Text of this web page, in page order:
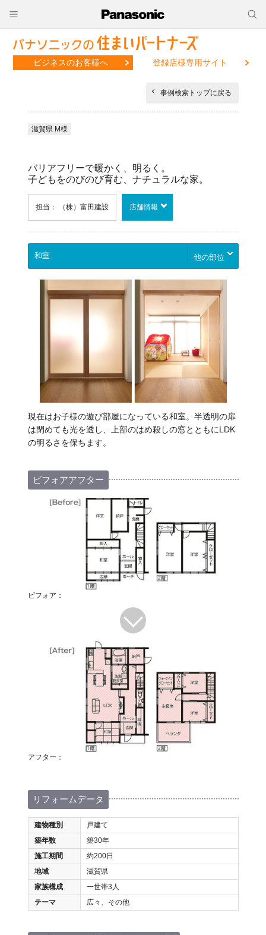
ビジネスのお客様へ 登録店様専用サイト
事例検索トップに戻る
滋賀県 M様
バリアフリーで暖かく、明るく。
子どもをのびのび育む、ナチュラルな家。
担当： （株）富田建設 店舗情報
他の部位
現在はお子様の遊び部屋になっている和室。半透明の扉
は閉めても光を透し、上部のはめ殺しの窓とともにLDK
の明るさを保ちます。
ビフォアアフター
ビフォア：
アフター：
リフォームデータ
建物種別
戸建て
築年数
築30年
施工期間
約200日
地域
滋賀県
家族構成
一世帯3人
テーマ
広々、その他